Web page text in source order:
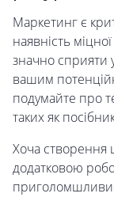
Маркетинг є
наявність
значно сприяти
вашим
подумайте про
таких як
Хоча створення
додатковою